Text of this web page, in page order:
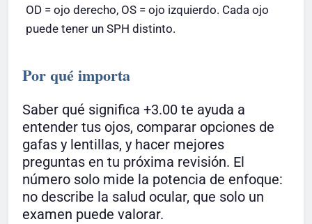
OD = ojo derecho, OS = ojo izquierdo. Cada ojo
puede tener un SPH distinto.
Por qué importa
Saber qué significa +3.00 te ayuda a
entender tus ojos, comparar opciones de
gafas y lentillas, y hacer mejores
preguntas en tu próxima revisión. El
número solo mide la potencia de enfoque:
no describe la salud ocular, que solo un
examen puede valorar.